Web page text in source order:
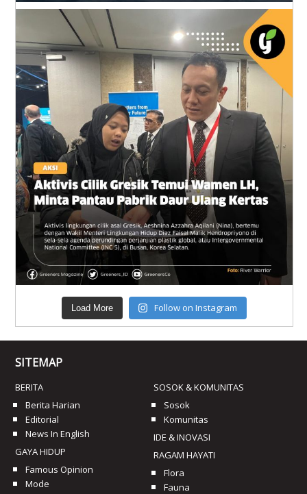
Load More Follow on Instagram
SITEMAP
BERITA
Berita Harian
Editorial
News In English
GAYA HIDUP
Famous Opinion
Mode
SOSOK & KOMUNITAS
Sosok
Komunitas
IDE & INOVASI
RAGAM HAYATI
Flora
Fauna